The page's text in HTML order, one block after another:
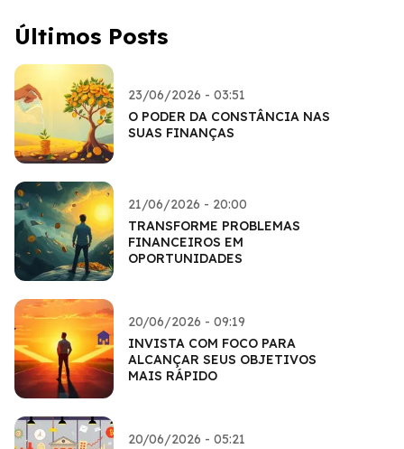
Últimos Posts
23/06/2026 - 03:51
O PODER DA CONSTÂNCIA NAS
SUAS FINANÇAS
21/06/2026 - 20:00
TRANSFORME PROBLEMAS
FINANCEIROS EM
OPORTUNIDADES
20/06/2026 - 09:19
INVISTA COM FOCO PARA
ALCANÇAR SEUS OBJETIVOS
MAIS RÁPIDO
20/06/2026 - 05:21